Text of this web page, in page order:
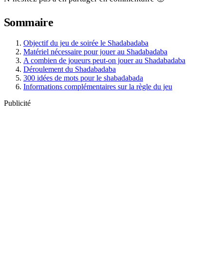
Sommaire
Objectif du jeu de soirée le Shadabadaba
Matériel nécessaire pour jouer au Shadabadaba
A combien de joueurs peut-on jouer au Shadabadaba
Déroulement du Shadabadaba
300 idées de mots pour le shabadabada
Informations complémentaires sur la règle du jeu
Publicité